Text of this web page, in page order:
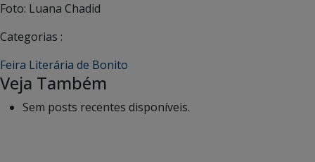
Foto: Luana Chadid
Categorias :
Feira Literária de Bonito
Veja Também
Sem posts recentes disponíveis.